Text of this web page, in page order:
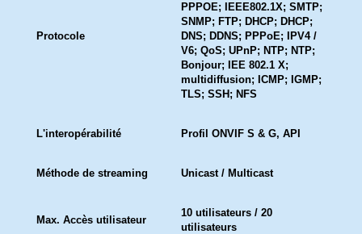
Protocole
PPPOE; IEEE802.1X; SMTP;
SNMP; FTP; DHCP; DHCP;
DNS; DDNS; PPPoE; IPV4 /
V6; QoS; UPnP; NTP; NTP;
Bonjour; IEE 802.1 X;
multidiffusion; ICMP; IGMP;
TLS; SSH; NFS
L'interopérabilité Profil ONVIF S & G, API
Méthode de streaming Unicast / Multicast
Max. Accès utilisateur
10 utilisateurs / 20
utilisateurs